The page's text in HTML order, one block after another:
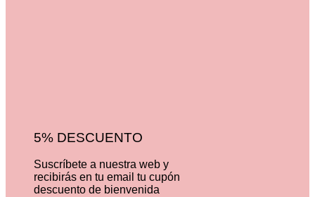
5% DESCUENTO
Suscríbete a nuestra web y
recibirás en tu email tu cupón
descuento de bienvenida